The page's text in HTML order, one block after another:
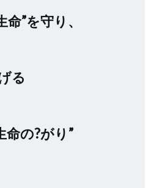
”を守り、
る
命の?がり”